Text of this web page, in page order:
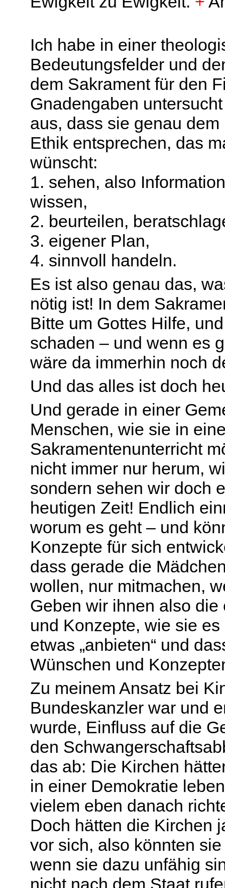
Ich habe in einer
Bedeutungsfelder und
dem Sakrament für den
Gnadengaben
aus, dass sie genau
Ethik entsprechen, das
wünscht:
1. sehen, also
wissen,
2. beurteilen,
3. eigener Plan,
4. sinnvoll handeln.
Es ist also genau das,
nötig ist! In dem
Bitte um Gottes Hilfe,
schaden – und wenn es
wäre da immerhin noch
Und das alles ist doch
Und gerade in einer
Menschen, wie sie in
Sakramentenunterricht
nicht immer nur herum,
sondern sehen wir doch
heutigen Zeit! Endlich
worum es geht – und
Konzepte für sich
dass gerade die
wollen, nur mitmachen,
Geben wir ihnen also
und Konzepte, wie sie
etwas „anbieten“ und
Wünschen und
Zu meinem Ansatz bei
Bundeskanzler war und
wurde, Einfluss auf die
den
das ab: Die Kirchen
in einer Demokratie
vielem eben danach
Doch hätten die Kirchen
vor sich, also könnten
wenn sie dazu unfähig
nicht nach dem Staat